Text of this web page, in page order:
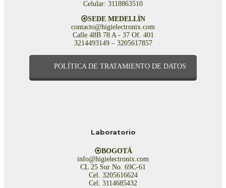
Celular: 3118863510
⦿SEDE MEDELLÍN
contacto@higielectronix.com
Calle 48B 78 A - 37 Of. 401
3214493149 – 3205617857
POLÍTICA DE TRATAMIENTO DE DATOS
Laboratorio
⦿BOGOTÁ
info@higielectronix.com
CL 25 Sur No. 69C-61
Cel. 3205616624
Cel. 3114685432